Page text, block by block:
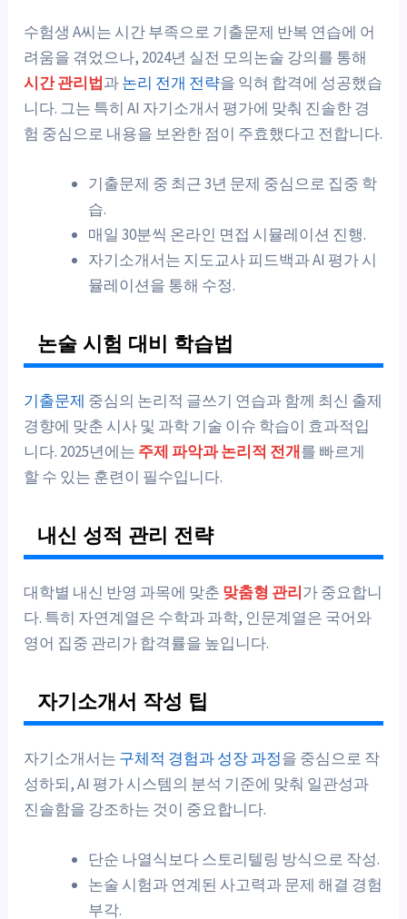
수험생 A씨는 시간 부족으로 기출문제 반복 연습에 어
려움을 겪었으나, 2024년 실전 모의논술 강의를 통해
시간 관리법과논리 전개 전략을 익혀 합격에 성공했습
니다. 그는 특히 AI 자기소개서 평가에 맞춰 진솔한 경
험 중심으로 내용을 보완한 점이 주효했다고 전합니다.
기출문제 중 최근 3년 문제 중심으로 집중 학
습.
매일 30분씩 온라인 면접 시뮬레이션 진행.
자기소개서는 지도교사 피드백과 AI 평가 시
뮬레이션을 통해 수정.
논술 시험 대비 학습법
기출문제 중심의 논리적 글쓰기 연습과 함께 최신 출제
경향에 맞춘 시사 및 과학 기술 이슈 학습이 효과적입
니다. 2025년에는 주제 파악과 논리적 전개를 빠르게
할 수 있는 훈련이 필수입니다.
내신 성적 관리 전략
대학별 내신 반영 과목에 맞춘 맞춤형 관리가 중요합니
다. 특히 자연계열은 수학과 과학, 인문계열은 국어와
영어 집중 관리가 합격률을 높입니다.
자기소개서 작성 팁
자기소개서는 구체적 경험과 성장 과정을 중심으로 작
성하되, AI 평가 시스템의 분석 기준에 맞춰 일관성과
진솔함을 강조하는 것이 중요합니다.
단순 나열식보다 스토리텔링 방식으로 작성.
논술 시험과 연계된 사고력과 문제 해결 경험
부각.